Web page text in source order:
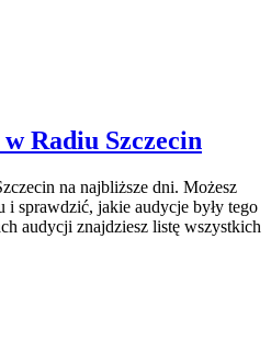
Radiu Szczecin
na najbliższe dni. Możesz
i sprawdzić, jakie audycje były tego
audycji znajdziesz listę wszystkich